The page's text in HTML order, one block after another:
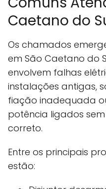
Caetano do
Os chamados
em São Caetano do
envolvem falhas
instalações antigas,
fiação inadequada
potência ligados
correto.
Entre os principais
estão: